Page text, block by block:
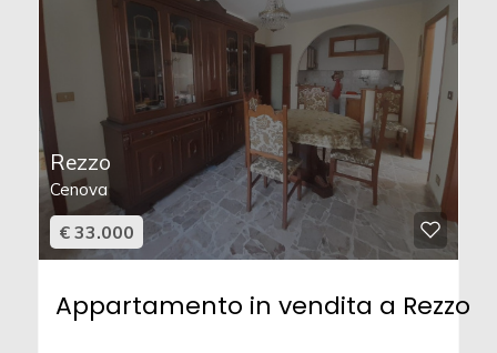
Rezzo
Cenova
€ 33.000
Appartamento in vendita a Rezzo